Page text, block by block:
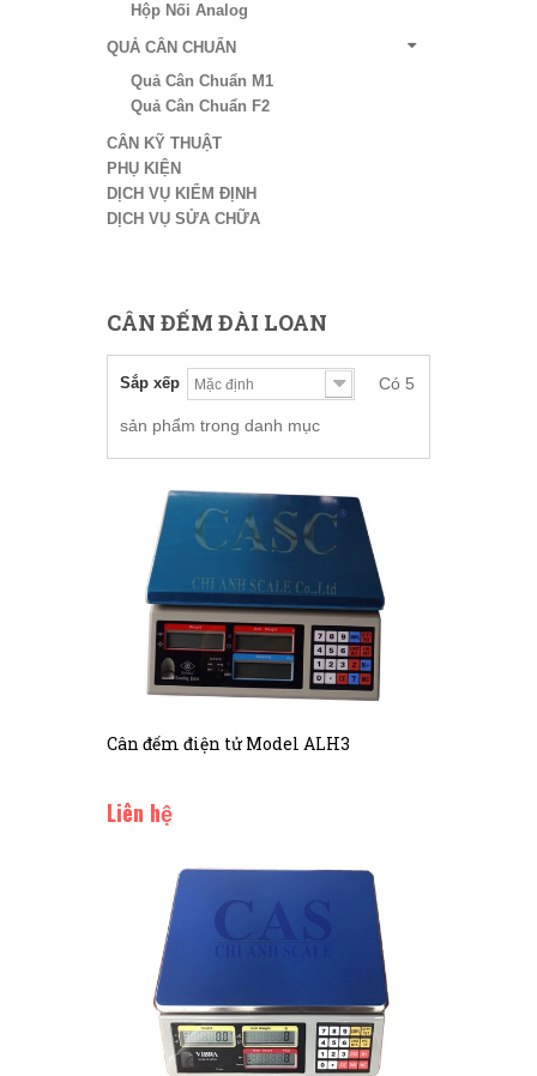
Hộp Nối Analog
QUẢ CÂN CHUẨN
Quả Cân Chuẩn M1
Quả Cân Chuẩn F2
CÂN KỸ THUẬT
PHỤ KIỆN
DỊCH VỤ KIỂM ĐỊNH
DỊCH VỤ SỬA CHỮA
CÂN ĐẾM ĐÀI LOAN
Sắp xếp Có 5
sản phẩm trong danh mục
Cân đếm điện tử Model ALH3
Liên hệ